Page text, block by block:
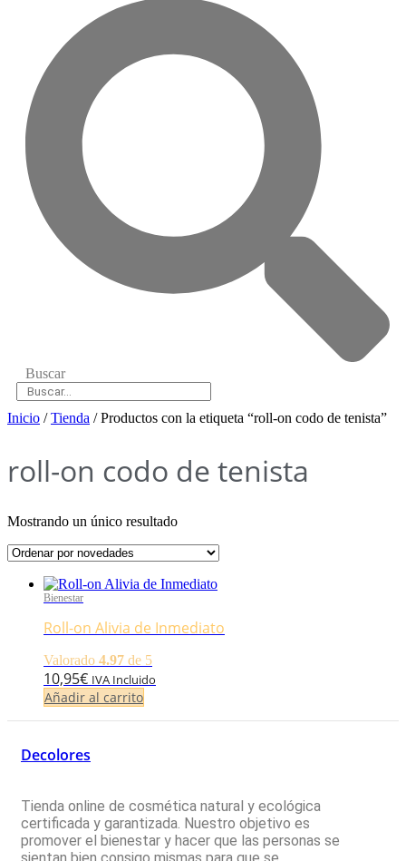
Buscar
Inicio /Tienda / Productos con la etiqueta “roll-on codo de tenista”
roll-on codo de tenista
Mostrando un único resultado
Bienestar
Roll-on Alivia de Inmediato
Valorado 4.97 de 5
10,95€ IVA Incluido
Añadir al carrito
Decolores
Tienda online de cosmética natural y ecológica
certificada y garantizada. Nuestro objetivo es
promover el bienestar y hacer que las personas se